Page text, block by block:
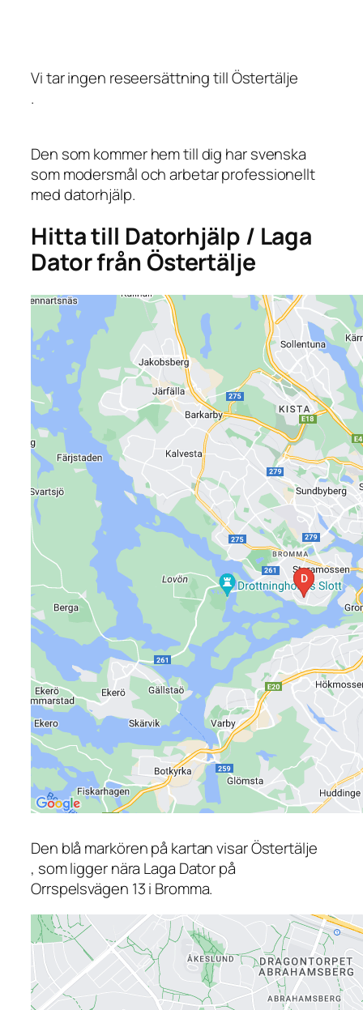
Vi tar ingen reseersättning till Östertälje
.
Den som kommer hem till dig har svenska
som modersmål och arbetar professionellt
med datorhjälp.
Hitta till Datorhjälp / Laga
Dator från Östertälje
Den blå markören på kartan visar Östertälje
, som ligger nära Laga Dator på
Orrspelsvägen 13 i Bromma.